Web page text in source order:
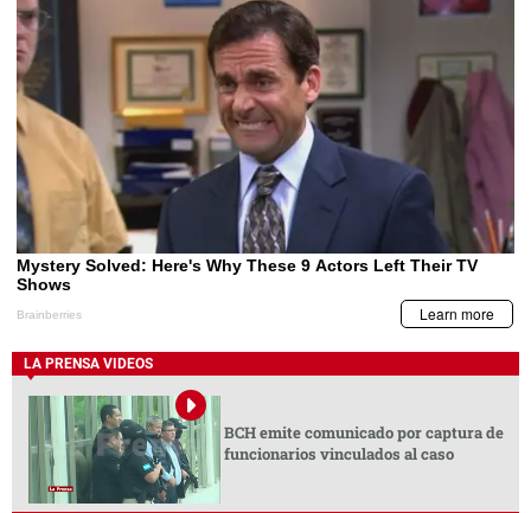
LA PRENSA VIDEOS
BCH emite comunicado por captura de
funcionarios vinculados al caso